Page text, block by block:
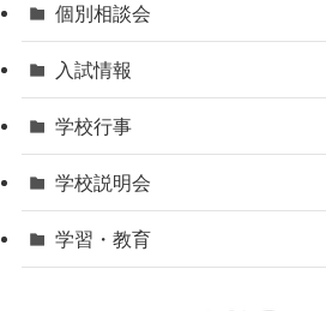
個別相談会
入試情報
学校行事
学校説明会
学習・教育